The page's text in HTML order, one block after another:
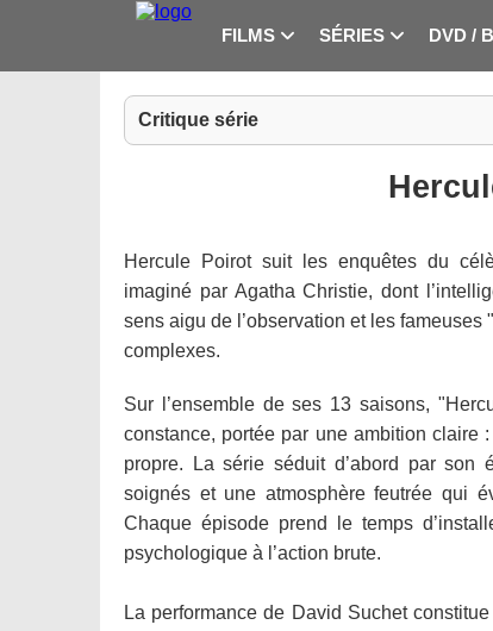
FILMS SÉRIES DVD /
Critique série
Hercule Poirot suit les enquêtes du
imaginé par Agatha Christie, dont
sens aigu de l’observation et les
complexes.
Sur l’ensemble de ses 13 saisons,
constance, portée par une ambition claire
propre. La série séduit d’abord par son
soignés et une atmosphère feutrée qui
Chaque épisode prend le temps
psychologique à l’action brute.
La performance de David Suchet